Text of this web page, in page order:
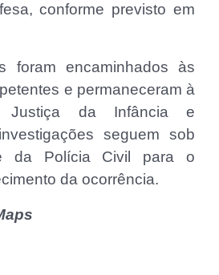
conforme previsto em
foram encaminhados às
e permaneceram à
Justiça da Infância e
seguem sob
da Polícia Civil para o
da ocorrência.